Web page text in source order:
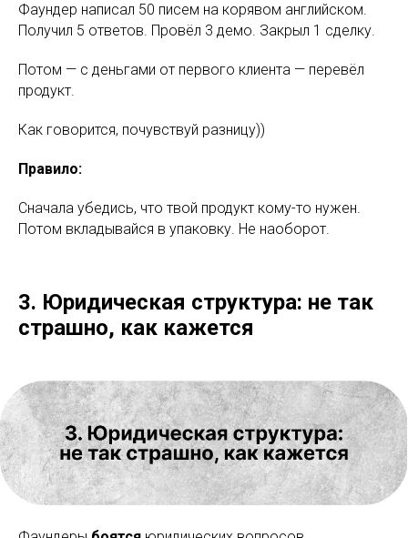
Фаундер написал 50 писем на корявом английском.
Получил 5 ответов. Провёл 3 демо. Закрыл 1 сделку.
Потом — с деньгами от первого клиента — перевёл
продукт.
Как говорится, почувствуй разницу))
Правило:
Сначала убедись, что твой продукт кому-то нужен.
Потом вкладывайся в упаковку. Не наоборот.
3. Юридическая структура: не так
страшно, как кажется